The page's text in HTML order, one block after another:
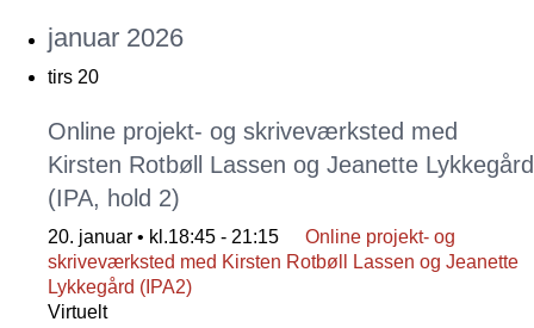
januar 2026
tirs 20
Online projekt- og skriveværksted med
Kirsten Rotbøll Lassen og Jeanette Lykkegård
(IPA, hold 2)
20. januar • kl.18:45 - 21:15
Online projekt- og
skriveværksted med Kirsten Rotbøll Lassen og Jeanette
Lykkegård (IPA2)
Virtuelt